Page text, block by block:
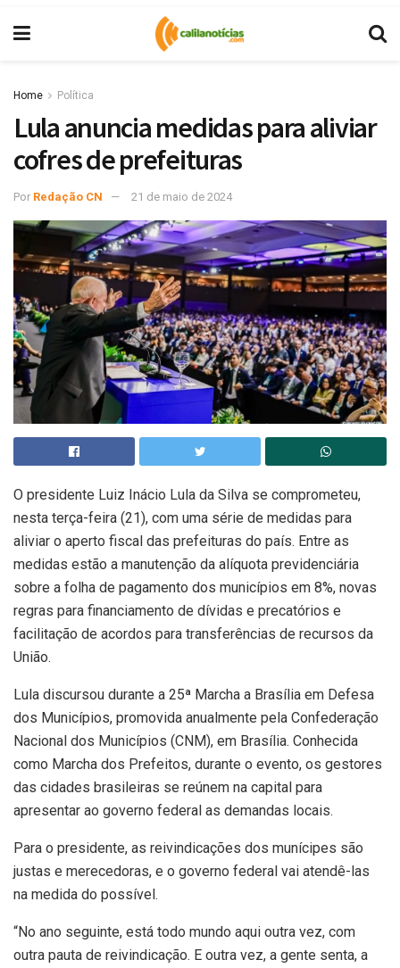
Home Política
Lula anuncia medidas para aliviar
cofres de prefeituras
Por Redação CN 21 de maio de 2024
O presidente Luiz Inácio Lula da Silva se comprometeu,
nesta terça-feira (21), com uma série de medidas para
aliviar o aperto fiscal das prefeituras do país. Entre as
medidas estão a manutenção da alíquota previdenciária
sobre a folha de pagamento dos municípios em 8%, novas
regras para financiamento de dívidas e precatórios e
facilitação de acordos para transferências de recursos da
União.
Lula discursou durante a 25ª Marcha a Brasília em Defesa
dos Municípios, promovida anualmente pela Confederação
Nacional dos Municípios (CNM), em Brasília. Conhecida
como Marcha dos Prefeitos, durante o evento, os gestores
das cidades brasileiras se reúnem na capital para
apresentar ao governo federal as demandas locais.
Para o presidente, as reivindicações dos munícipes são
justas e merecedoras, e o governo federal vai atendê-las
na medida do possível.
“No ano seguinte, está todo mundo aqui outra vez, com
outra pauta de reivindicação. E outra vez, a gente senta, a